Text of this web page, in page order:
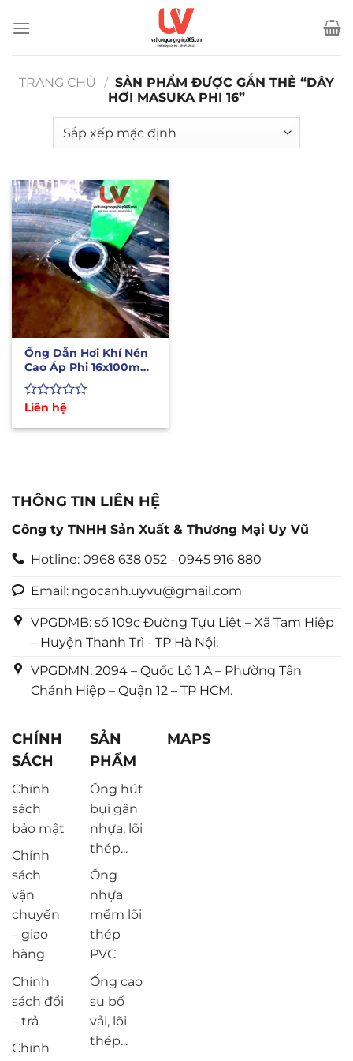
qua
TRANG CHỦ
/ SẢN PHẨM ĐƯỢC GẮN THẺ “DÂY
HƠI MASUKA PHI 16”
Ống Dẫn Hơi Khí Nén
Cao Áp Phi 16x100m
Nhập Khẩu Hàn Quốc
Được
hạng
Liên hệ
THÔNG TIN LIÊN HỆ
Công ty TNHH Sản Xuất & Thương Mại Uy Vũ
Hotline: 0968 638 052 - 0945 916 880
Email: ngocanh.uyvu@gmail.com
VPGDMB: số 109c Đường Tựu Liệt – Xã Tam Hiệp
– Huyện Thanh Trì - TP Hà Nội.
VPGDMN: 2094 – Quốc Lộ 1 A – Phường Tân
Chánh Hiệp – Quận 12 – TP HCM.
CHÍNH
SÁCH
Chính
sách
bảo mật
Chính
sách
vận
chuyển
– giao
hàng
Chính
sách đổi
– trả
Chính
SẢN
PHẨM
Ống hút
bụi gân
nhựa, lõi
thép...
Ống
nhựa
mềm lõi
thép
PVC
Ống cao
su bố
vải, lõi
thép...
MAPS